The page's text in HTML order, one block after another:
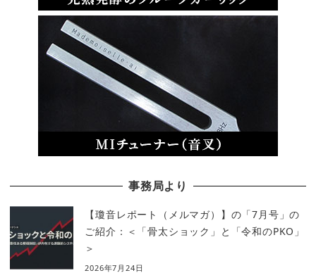
事務局より
【瓊音レポート（メルマガ）】の「7月号」の
ご紹介：＜「骨太ショック」と「令和のPKO」
＞
2026年7月24日